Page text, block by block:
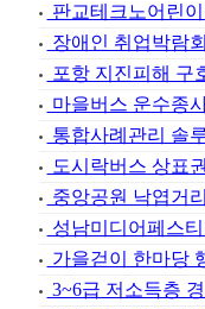
판교테크노어린
장애인 취업박람
포항 지진피해 구
마을버스 운수종
통합사례관리 솔
도시락버스 상표
중앙공원 낙엽거
성남미디어페스
가을걷이 한마당
3~6급 저소득층